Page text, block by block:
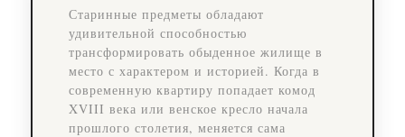
Старинные предметы обладают
удивительной способностью
трансформировать обыденное жилище в
место с характером и историей. Когда в
современную квартиру попадает комод
XVIII века или венское кресло начала
прошлого столетия, меняется сама